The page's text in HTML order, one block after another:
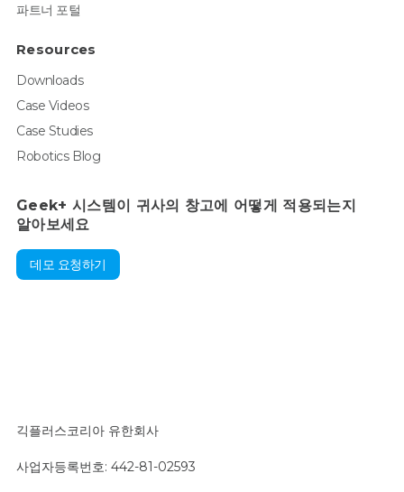
파트너 포털
Resources
Downloads
Case Videos
Case Studies
Robotics Blog
Geek+ 시스템이 귀사의 창고에 어떻게 적용되는지
알아보세요
데모 요청하기
긱플러스코리아 유한회사
사업자등록번호: 442-81-02593